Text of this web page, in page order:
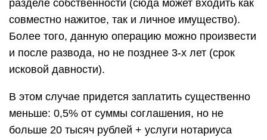
разделе собственности (сюда может входить как
совместно нажитое, так и личное имущество).
Более того, данную операцию можно произвести
и после развода, но не позднее 3-х лет (срок
исковой давности).
В этом случае придется заплатить существенно
меньше: 0,5% от суммы соглашения, но не
больше 20 тысяч рублей + услуги нотариуса